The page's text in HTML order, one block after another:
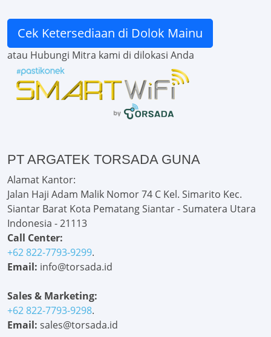
Cek Ketersediaan di Dolok Mainu
atau Hubungi Mitra kami di dilokasi Anda
PT ARGATEK TORSADA GUNA
Alamat Kantor:
Jalan Haji Adam Malik Nomor 74 C Kel. Simarito Kec.
Siantar Barat Kota Pematang Siantar - Sumatera Utara
Indonesia - 21113
Call Center:
+62 822-7793-9299.
Email: info@torsada.id
Sales & Marketing:
+62 822-7793-9298.
Email: sales@torsada.id